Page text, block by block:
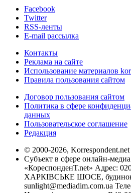
Facebook
Twitter
RSS-ленты
E-mail рассылка
Контакты
Реклама на сайте
Использование материалов
Правила пользования сайтом
Договор пользования сайтом
Политика в сфере
данных
Пользовательское соглашение
Редакция
© 2000-2026, Korrespondent.net
Субъект в сфере онлайн-
«КореспонденТ.net» Адрес:
ХАРКІВСЬКЕ ШОСЕ, будинок
sunlight@mediadim.com.ua